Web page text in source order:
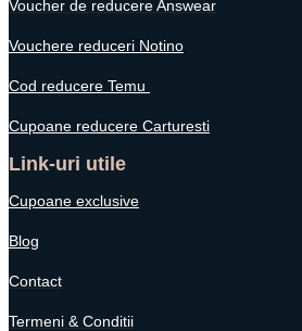
Voucher de reducere Answear
Vouchere reduceri Notino
Cod reducere Temu
Cupoane reducere Carturesti
Link-uri utile
Cupoane exclusive
Blog
Contact
Termeni & Conditii